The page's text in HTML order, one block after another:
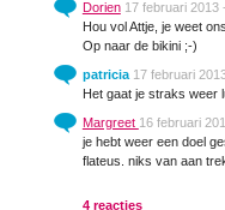
Dorien 17 februari 2013
Hou vol Attje, je weet
Op naar de bikini ;-)
patricia 17 februari
Het gaat je straks weer
Margreet 16 februari
je hebt weer een doel
flateus. niks van aan
4 reacties